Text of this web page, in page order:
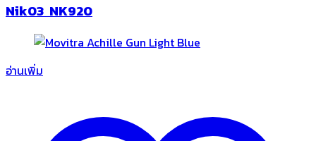
Nik03 NK920
อ่านเพิ่ม